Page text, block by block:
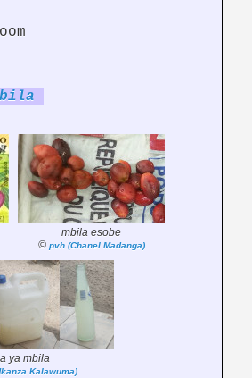
mbila esobe
© pvh (Chanel Madanga)
ya mbila
Kalawuma)